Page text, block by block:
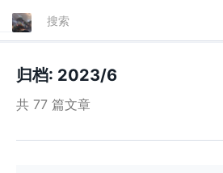
归档: 2023/6
共 77 篇文章